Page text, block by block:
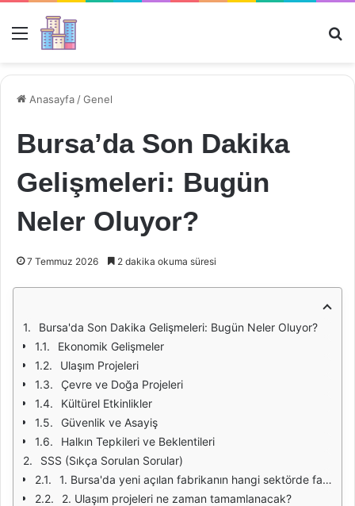
Menü
Anasayfa /Genel
Bursa’da Son Dakika
Gelişmeleri: Bugün
Neler Oluyor?
7 Temmuz 2026 2 dakika okuma süresi
Bursa'da Son Dakika Gelişmeleri: Bugün Neler Oluyor?
Ekonomik Gelişmeler
Ulaşım Projeleri
Çevre ve Doğa Projeleri
Kültürel Etkinlikler
Güvenlik ve Asayiş
Halkın Tepkileri ve Beklentileri
SSS (Sıkça Sorulan Sorular)
1. Bursa'da yeni açılan fabrikanın hangi sektörde faaliyet gösterecek?
2. Ulaşım projeleri ne zaman tamamlanacak?